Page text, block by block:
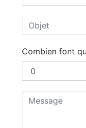
Combien font